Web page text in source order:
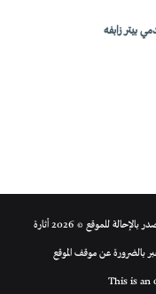
بيتر زابفه
للموقع © 2026 أثارة
بالضرورة عن موقف الموقع
This is an